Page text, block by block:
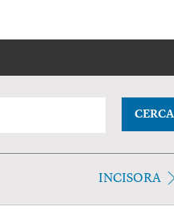
CERCA
INCISORA